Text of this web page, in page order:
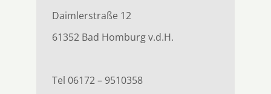
Daimlerstraße 12
61352 Bad Homburg v.d.H.
Tel 06172 – 9510358